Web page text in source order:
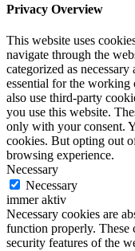
Privacy Overview
This website uses
navigate through the
categorized as
essential for the working
also use third-party
you use this website.
only with your consent.
cookies. But opting out
browsing experience.
Necessary
Necessary
immer aktiv
Necessary cookies are
function properly. These
security features of the